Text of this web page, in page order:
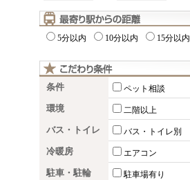
5分以内 10分以内 15分以内
条件 ペット相談
環境 二階以上
バス・トイレ バス・トイレ別
冷暖房 エアコン
駐車・駐輪 駐車場有り